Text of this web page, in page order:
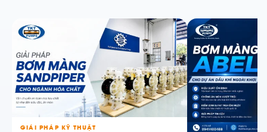
GIẢI PHÁP KỸ THUẬT